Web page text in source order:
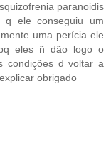
paranoidis
ele conseguiu um
uma perícia ele
eles ñ dão logo o
condições d voltar a
obrigado